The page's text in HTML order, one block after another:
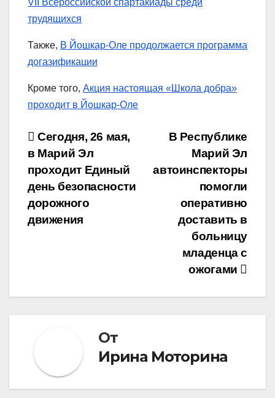
VII Всероссийской спартакиады среди
трудящихся
Также, В Йошкар-Оле продолжается программа
догазификации
Кроме того, Акция настоящая «Школа добра»
проходит в Йошкар-Оле
Навигация
по
записям
В Республике
Марий Эл
автоинспекторы
помогли
оперативно
доставить в
больницу
младенца с
ожогами
Сегодня, 26 мая,
в Марий Эл
проходит Единый
день безопасности
дорожного
движения
От
Ирина Моторина